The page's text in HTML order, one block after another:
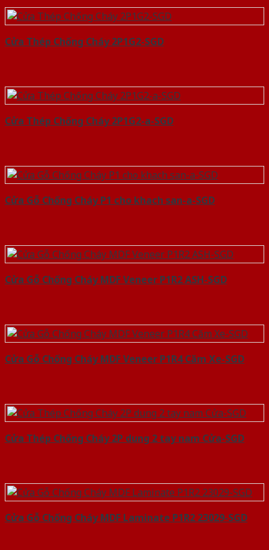
Cửa Thép Chống Cháy 2P1G2-SGD
Cửa Thép Chống Cháy 2P1G2-a-SGD
Cửa Gỗ Chống Cháy P1 cho khach san-a-SGD
Cửa Gỗ Chống Cháy MDF Veneer P1R2 ASH-SGD
Cửa Gỗ Chống Cháy MDF Veneer P1R4 Căm Xe-SGD
Cửa Thép Chống Cháy 2P dung 2 tay nam Cửa-SGD
Cửa Gỗ Chống Cháy MDF Laminate P1R2 23029-SGD